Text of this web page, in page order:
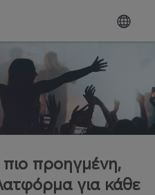
προηγμένη,
για κάθε